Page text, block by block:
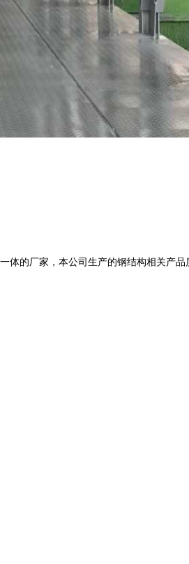
的厂家，本公司生产的钢结构相关产品